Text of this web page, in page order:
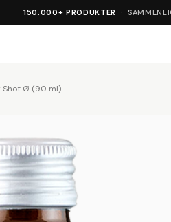
150.000+ PRODUKTER ·
Shot Ø (90 ml)